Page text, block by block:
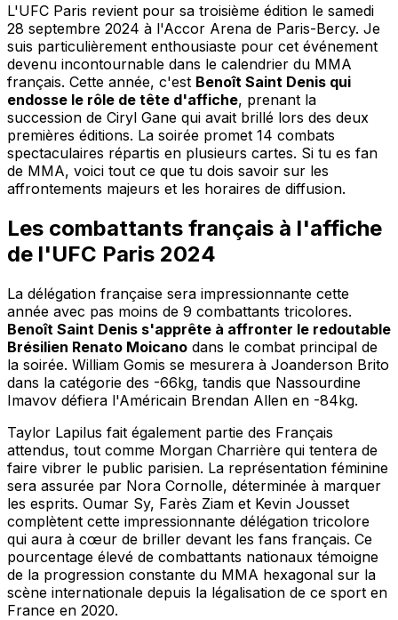
L'UFC Paris revient pour sa troisième édition le samedi
28 septembre 2024 à l'Accor Arena de Paris-Bercy. Je
suis particulièrement enthousiaste pour cet événement
devenu incontournable dans le calendrier du MMA
français. Cette année, c'est Benoît Saint Denis qui
endosse le rôle de tête d'affiche, prenant la
succession de Ciryl Gane qui avait brillé lors des deux
premières éditions. La soirée promet 14 combats
spectaculaires répartis en plusieurs cartes. Si tu es fan
de MMA, voici tout ce que tu dois savoir sur les
affrontements majeurs et les horaires de diffusion.
Les combattants français à l'affiche
de l'UFC Paris 2024
La délégation française sera impressionnante cette
année avec pas moins de 9 combattants tricolores.
Benoît Saint Denis s'apprête à affronter le redoutable
Brésilien Renato Moicano dans le combat principal de
la soirée. William Gomis se mesurera à Joanderson Brito
dans la catégorie des -66kg, tandis que Nassourdine
Imavov défiera l'Américain Brendan Allen en -84kg.
Taylor Lapilus fait également partie des Français
attendus, tout comme Morgan Charrière qui tentera de
faire vibrer le public parisien. La représentation féminine
sera assurée par Nora Cornolle, déterminée à marquer
les esprits. Oumar Sy, Farès Ziam et Kevin Jousset
complètent cette impressionnante délégation tricolore
qui aura à cœur de briller devant les fans français. Ce
pourcentage élevé de combattants nationaux témoigne
de la progression constante du MMA hexagonal sur la
scène internationale depuis la légalisation de ce sport en
France en 2020.